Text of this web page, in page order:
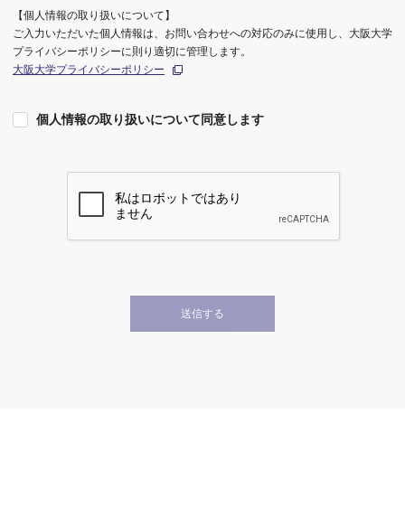
【個人情報の取り扱いについて】
ご入力いただいた個人情報は、お問い合わせへの対応のみに使用し、大阪大学
プライバシーポリシーに則り適切に管理します。
大阪大学プライバシーポリシー
個人情報の取り扱いについて同意します
送信する